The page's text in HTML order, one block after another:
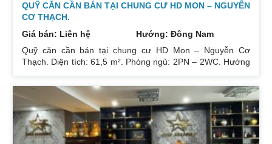
QUỸ CĂN CẦN BÁN TẠI CHUNG CƯ HD MON – NGUYỄN
CƠ THẠCH.
Giá bán: Liên hệ
Hướng: Đông Nam
Quỹ căn cần bán tại chung cư HD Mon – Nguyễn Cơ
Thạch. Diện tích: 61,5 m². Phòng ngủ: 2PN – 2WC. Hướng
Giá: 3 tỷ. Diện tích: 67 m². Phòng ngủ: 2PN 2WC. Hướng
ban công: Đông Nam. Nội thất: Nhà full đồ đẹp, Có sổ. Giá:
3 tỷ 250. Diện tích: 86 m². Phòng ngủ: 2PN 2WC. Hướng
ban công: Tây tứ trạch. Nội thất: Nhà full đồ. Có sổ. Giá: 4
tỷ.